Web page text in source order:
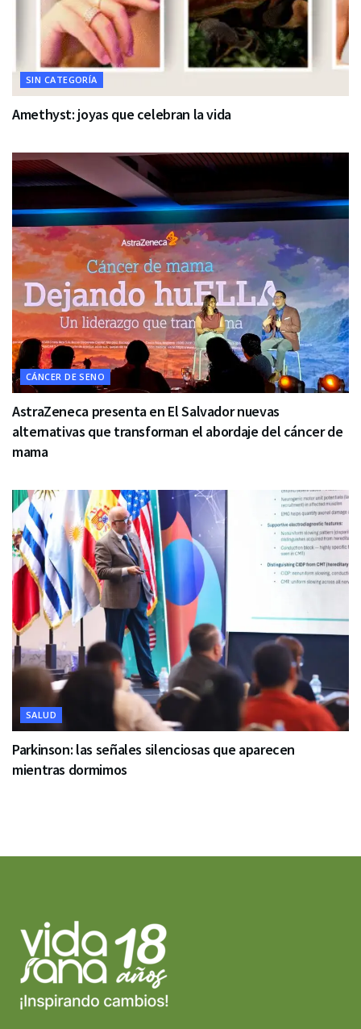
SIN CATEGORÍA
Amethyst: joyas que celebran la vida
CÁNCER DE SENO
AstraZeneca presenta en El Salvador nuevas
alternativas que transforman el abordaje del cáncer de
mama
SALUD
Parkinson: las señales silenciosas que aparecen
mientras dormimos